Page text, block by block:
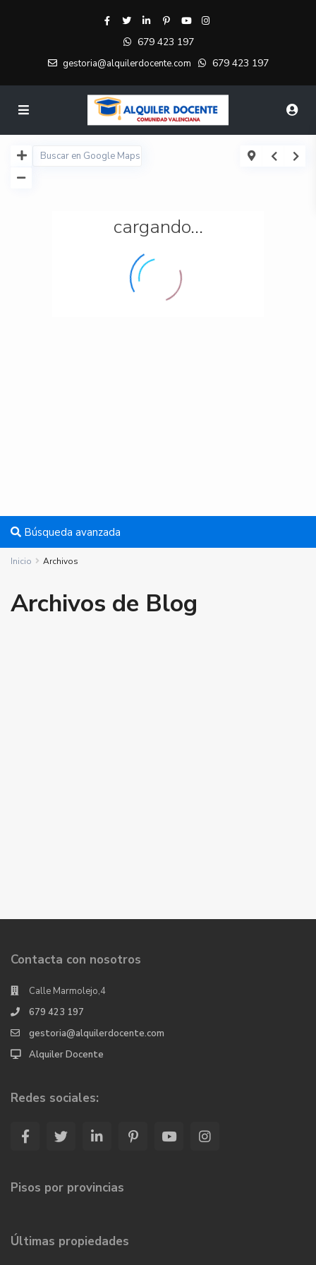
679 423 197
gestoria@alquilerdocente.com 679 423 197
cargando...
Búsqueda avanzada
Inicio Archivos
Archivos de Blog
Contacta con nosotros
Calle Marmolejo,4
679 423 197
gestoria@alquilerdocente.com
Alquiler Docente
Redes sociales:
Pisos por provincias
Últimas propiedades